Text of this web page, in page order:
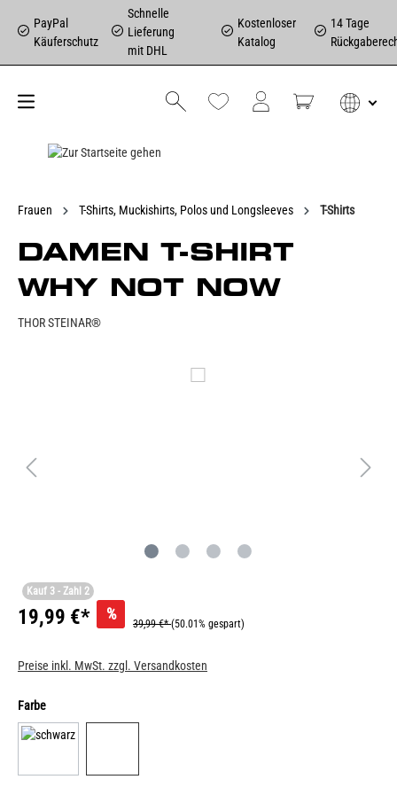
PayPal
Käuferschutz
Schnelle
Lieferung
mit DHL
Kostenloser
Katalog
14 Tage
Frauen T-Shirts, Muckishirts, Polos und Longsleeves T-Shirts
DAMEN T-SHIRT
WHY NOT NOW
THOR STEINAR®
Kauf 3 - Zahl 2
19,99 €* %
39,99 €*(50.01% gespart)
Preise inkl. MwSt. zzgl. Versandkosten
Farbe